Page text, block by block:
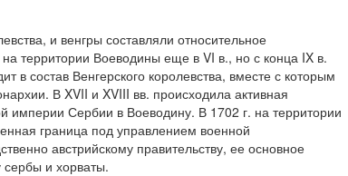
и венгры составляли относительное
территории Воеводины еще в VI в., но с конца IX в.
в состав Венгерского королевства, вместе с которым
В XVII и XVIII вв. происходила активная
империи Сербии в Воеводину. В 1702 г. на территории
граница под управлением военной
австрийскому правительству, ее основное
и хорваты.